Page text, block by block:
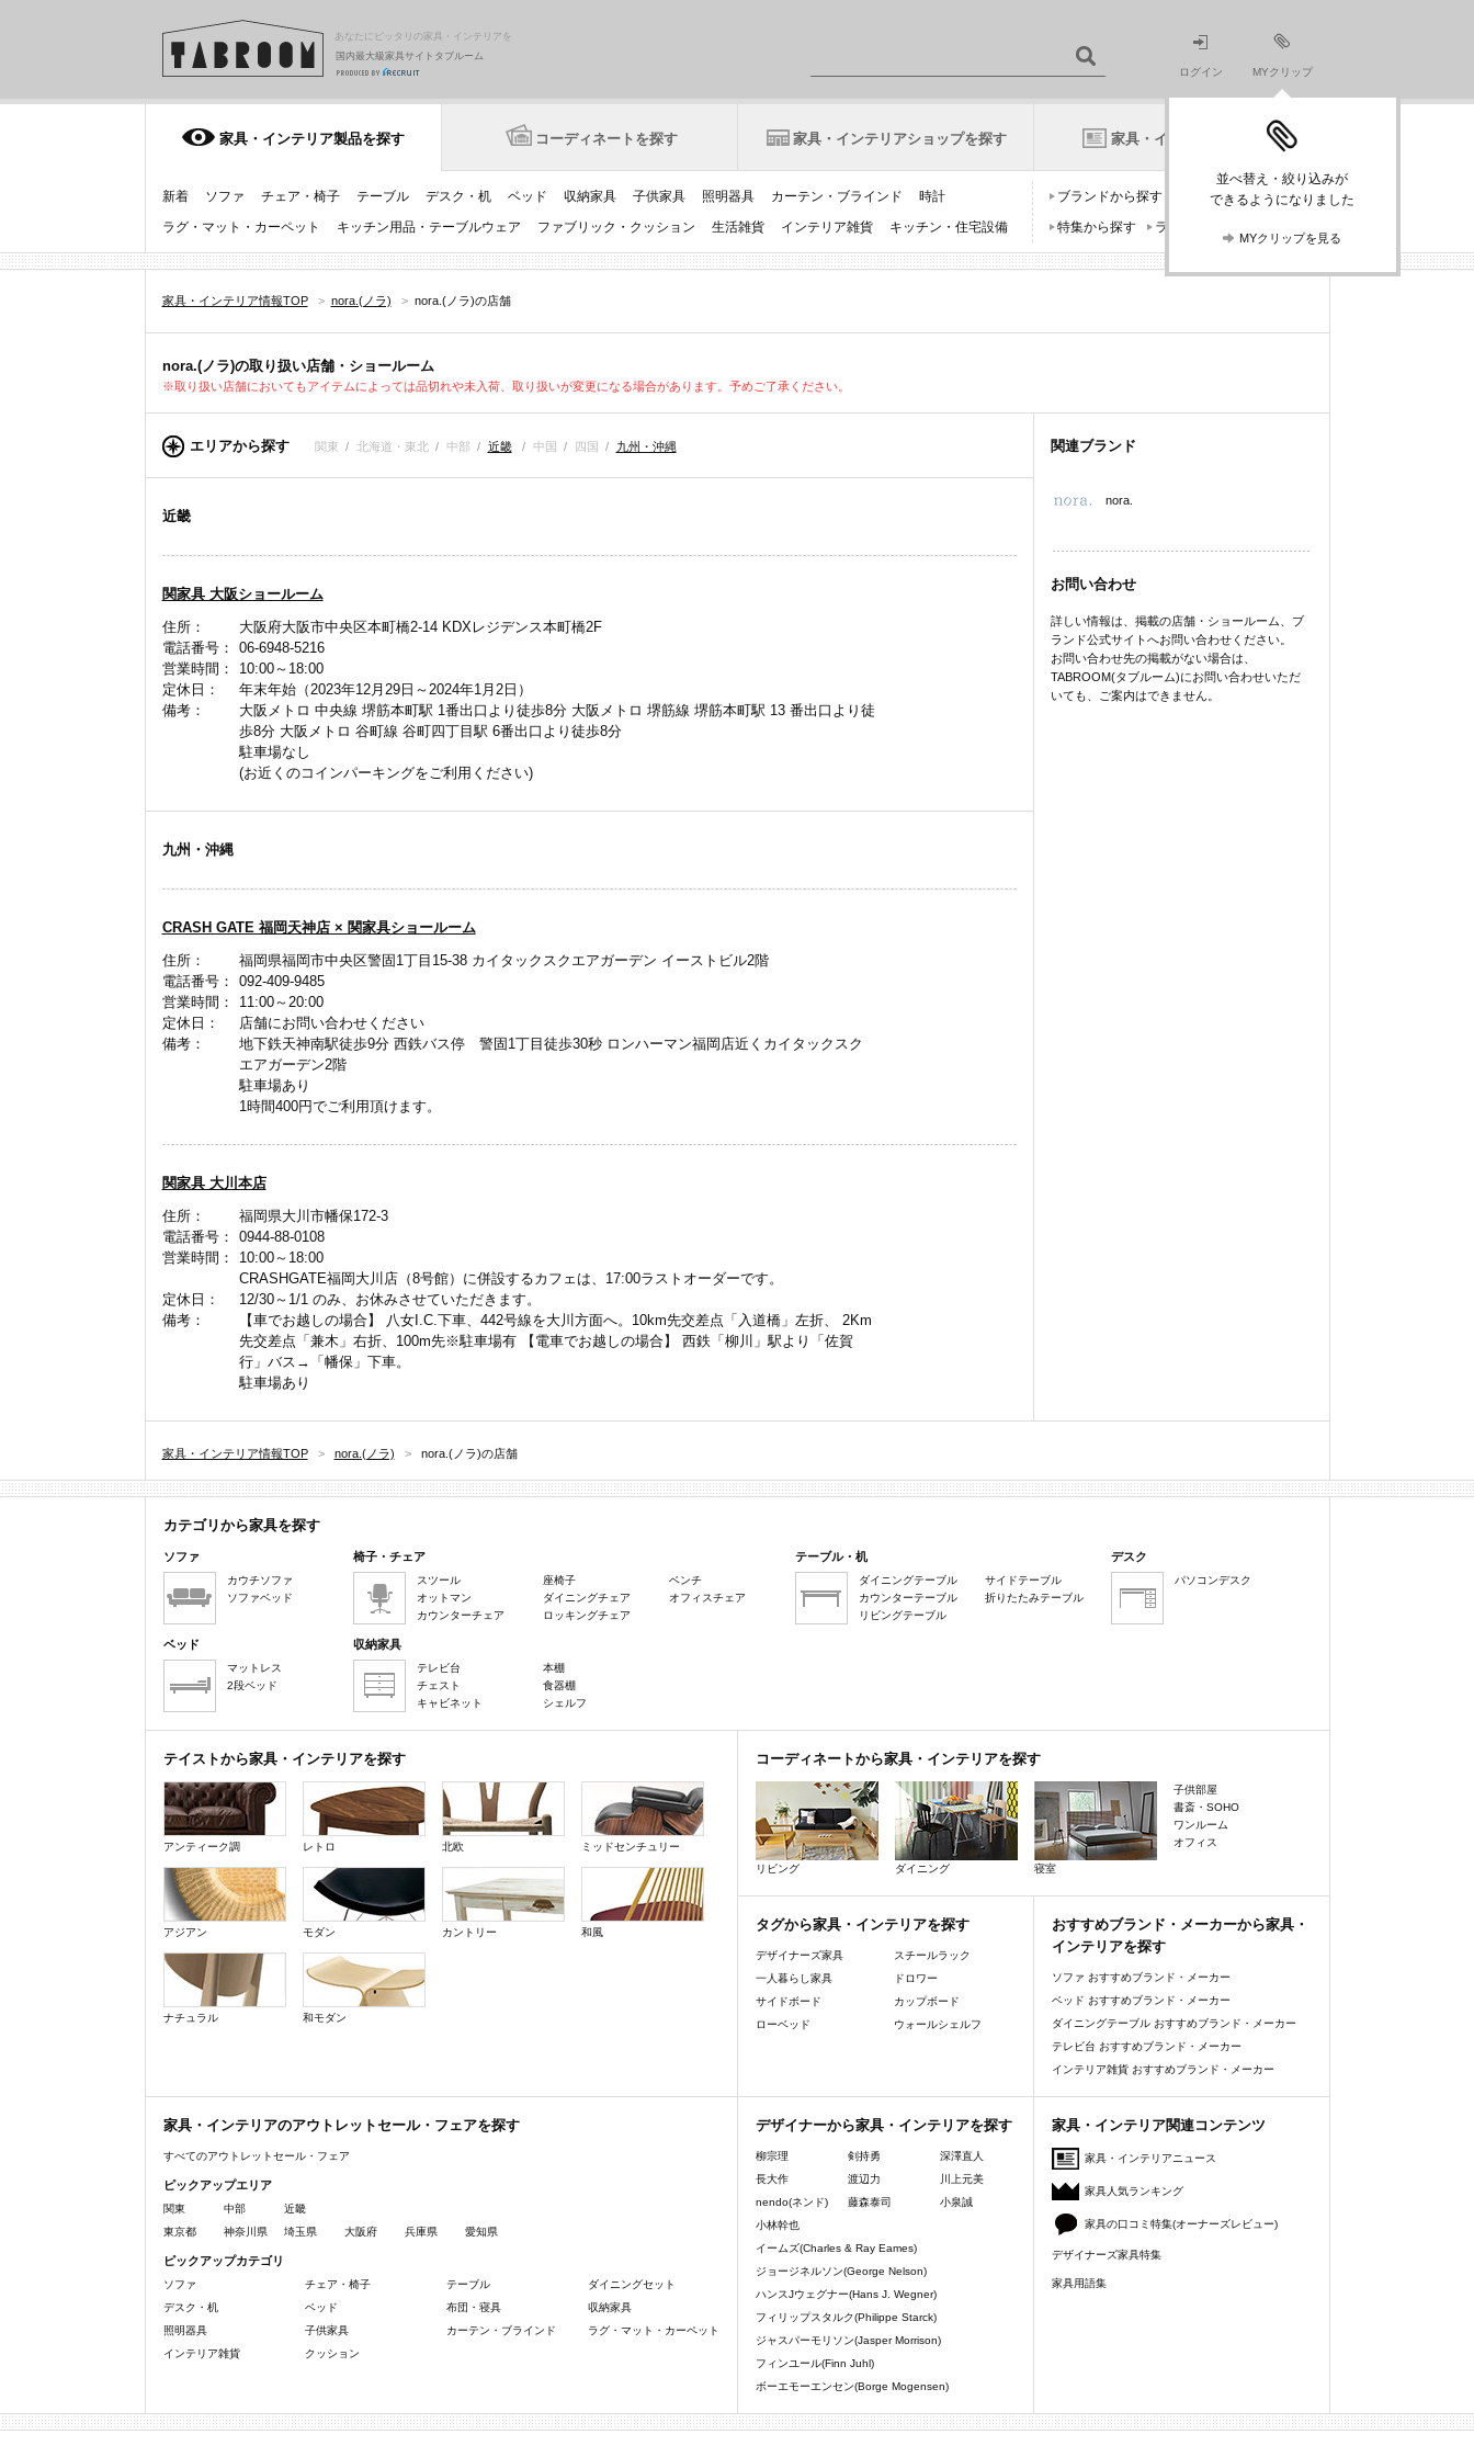
あなたにピッタリの家具・インテリアを
国内最大級家具サイトタブルーム
ログイン MYクリップ
並べ替え・絞り込みが
できるようになりました
MYクリップを見る
家具・インテリア製品を探す コーディネートを探す 家具・インテリアショップを探す 家具・インテリアニュース
新着 ソファ チェア・椅子 テーブル デスク・机 ベッド 収納家具 子供家具 照明器具 カーテン・ブラインド
時計
ラグ・マット・カーペット
キッチン用品・テーブルウェア ファブリック・クッション 生活雑貨 インテリア雑貨 キッチン・住宅設備
ブランドから探す
デザイナーから探す
特集から探す
ランキングから探す
家具・インテリア情報TOP > nora.(ノラ) > nora.(ノラ)の店舗
nora.(ノラ)の取り扱い店舗・ショールーム
※取り扱い店舗においてもアイテムによっては品切れや未入荷、取り扱いが変更になる場合があります。予めご了承ください。
エリアから探す 関東 / 北海道・東北 / 中部 / 近畿 / 中国 / 四国 / 九州・沖縄
近畿
関家具 大阪ショールーム
住所：
大阪府大阪市中央区本町橋2-14 KDXレジデンス本町橋2F
電話番号：
06-6948-5216
営業時間：
10:00～18:00
定休日：
年末年始（2023年12月29日～2024年1月2日）
備考：
大阪メトロ 中央線 堺筋本町駅 1番出口より徒歩8分 大阪メトロ 堺筋線 堺筋本町駅 13 番出口より徒
歩8分 大阪メトロ 谷町線 谷町四丁目駅 6番出口より徒歩8分
駐車場なし
(お近くのコインパーキングをご利用ください)
九州・沖縄
CRASH GATE 福岡天神店 × 関家具ショールーム
住所：
福岡県福岡市中央区警固1丁目15-38 カイタックスクエアガーデン イーストビル2階
電話番号：
092-409-9485
営業時間：
11:00～20:00
定休日：
店舗にお問い合わせください
備考：
地下鉄天神南駅徒歩9分 西鉄バス停 警固1丁目徒歩30秒 ロンハーマン福岡店近くカイタックスク
エアガーデン2階
駐車場あり
1時間400円でご利用頂けます。
関家具 大川本店
住所：
福岡県大川市幡保172-3
電話番号：
0944-88-0108
営業時間：
10:00～18:00
CRASHGATE福岡大川店（8号館）に併設するカフェは、17:00ラストオーダーです。
定休日：
12/30～1/1 のみ、お休みさせていただきます。
備考：
【車でお越しの場合】 八女I.C.下車、442号線を大川方面へ。10km先交差点「入道橋」左折、 2Km
先交差点「兼木」右折、100m先※駐車場有 【電車でお越しの場合】 西鉄「柳川」駅より「佐賀
行」バス→「幡保」下車。
駐車場あり
関連ブランド
nora.
お問い合わせ
詳しい情報は、掲載の店舗・ショールーム、ブ
ランド公式サイトへお問い合わせください。
お問い合わせ先の掲載がない場合は、
TABROOM(タブルーム)にお問い合わせいただ
いても、ご案内はできません。
家具・インテリア情報TOP > nora.(ノラ) > nora.(ノラ)の店舗
カテゴリから家具を探す
ソファ
カウチソファ
ソファベッド
椅子・チェア
スツール
オットマン
カウンターチェア
座椅子
ダイニングチェア
ロッキングチェア
ベンチ
オフィスチェア
テーブル・机
ダイニングテーブル
カウンターテーブル
リビングテーブル
サイドテーブル
折りたたみテーブル
デスク
パソコンデスク
ベッド
マットレス
2段ベッド
収納家具
テレビ台
チェスト
キャビネット
本棚
食器棚
シェルフ
テイストから家具・インテリアを探す
アンティーク調 レトロ 北欧 ミッドセンチュリー
アジアン モダン カントリー 和風
ナチュラル 和モダン
コーディネートから家具・インテリアを探す
リビング ダイニング 寝室
子供部屋
書斎・SOHO
ワンルーム
オフィス
タグから家具・インテリアを探す
デザイナーズ家具
一人暮らし家具
サイドボード
ローベッド
スチールラック
ドロワー
カップボード
ウォールシェルフ
おすすめブランド・メーカーから家具・
インテリアを探す
ソファ おすすめブランド・メーカー
ベッド おすすめブランド・メーカー
ダイニングテーブル おすすめブランド・メーカー
テレビ台 おすすめブランド・メーカー
インテリア雑貨 おすすめブランド・メーカー
家具・インテリアのアウトレットセール・フェアを探す
すべてのアウトレットセール・フェア
ピックアップエリア
関東 中部
近畿
東京都
神奈川県 埼玉県 大阪府 兵庫県 愛知県
ピックアップカテゴリ
ソファ チェア・椅子 テーブル
ダイニングセット
デスク・机
ベッド 布団・寝具
収納家具
照明器具
子供家具 カーテン・ブラインド
ラグ・マット・カーペット
インテリア雑貨
クッション
デザイナーから家具・インテリアを探す
柳宗理 剣持勇
深澤直人
長大作
渡辺力
川上元美
nendo(ネンド)
藤森泰司
小泉誠
小林幹也
イームズ(Charles & Ray Eames)
ジョージネルソン(George Nelson)
ハンスJウェグナー(Hans J. Wegner)
フィリップスタルク(Philippe Starck)
ジャスパーモリソン(Jasper Morrison)
フィンユール(Finn Juhl)
ボーエモーエンセン(Borge Mogensen)
家具・インテリア関連コンテンツ
家具・インテリアニュース
家具人気ランキング
家具の口コミ特集(オーナーズレビュー)
デザイナーズ家具特集
家具用語集